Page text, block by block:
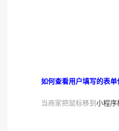
如何查看用户填写的表单
当商家把鼠标移到 小程序